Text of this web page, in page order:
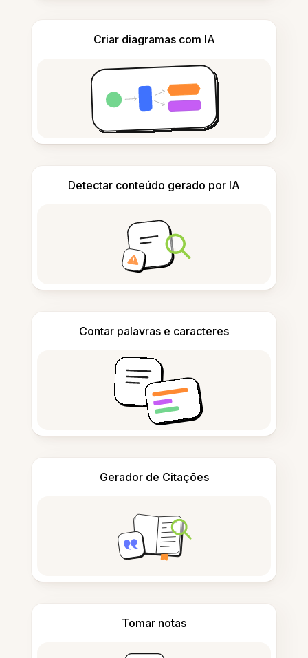
Criar diagramas com IA
Detectar conteúdo gerado por IA
Contar palavras e caracteres
Gerador de Citações
Tomar notas